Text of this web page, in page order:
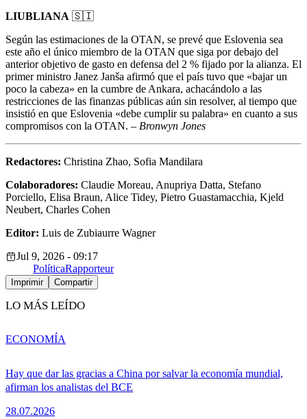
LIUBLIANA 🇸🇮
Según las estimaciones de la OTAN, se prevé que Eslovenia sea
este año el único miembro de la OTAN que siga por debajo del
anterior objetivo de gasto en defensa del 2 % fijado por la alianza. El
primer ministro Janez Janša afirmó que el país tuvo que «bajar un
poco la cabeza» en la cumbre de Ankara, achacándolo a las
restricciones de las finanzas públicas aún sin resolver, al tiempo que
insistió en que Eslovenia «debe cumplir su palabra» en cuanto a sus
compromisos con la OTAN. – Bronwyn Jones
Redactores: Christina Zhao, Sofia Mandilara
Colaboradores: Claudie Moreau, Anupriya Datta, Stefano
Porciello, Elisa Braun, Alice Tidey, Pietro Guastamacchia, Kjeld
Neubert, Charles Cohen
Editor: Luis de Zubiaurre Wagner
Jul 9, 2026 - 09:17
PolíticaRapporteur
Imprimir Compartir
LO MÁS LEÍDO
Hay que dar las gracias a China por salvar la economía mundial,
afirman los analistas del BCE
28.07.2026
ECONOMÍA